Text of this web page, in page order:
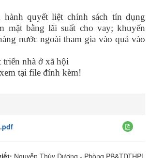
hành quyết liệt chính sách tín dụng
mặt bằng lãi suất cho vay; khuyến
nước ngoài tham gia vào quá vào
triển nhà ở xã hội
tại file đính kèm!
Nguyễn Thùy Dương - Phòng PB&TDTHPL